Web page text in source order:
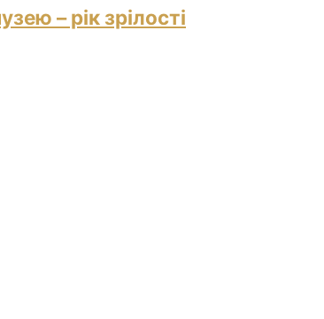
– рік зрілості